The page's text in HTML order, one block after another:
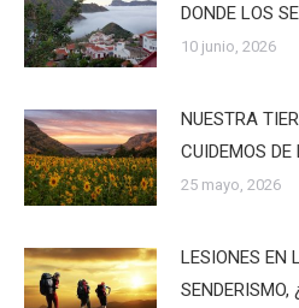
DONDE LOS
10 junio, 2026
NUESTRA
CUIDEMOS
25 mayo, 2026
LESIONES EN